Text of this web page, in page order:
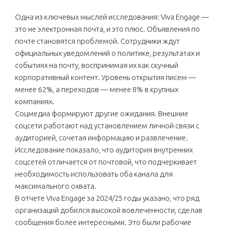
Одна из ключевых мыслей исследования: Viva Engage —
это не электронная почта, и это плюс. Объявления по
почте становятся проблемой. Сотрудники ждут
официальных уведомлений о политике, результатах и
событиях на почту, воспринимая их как скучный
корпоративный контент. Уровень открытия писем —
менее 62%, а переходов — менее 8% в крупных
компаниях.
Соцмедиа формируют другие ожидания. Внешние
соцсети работают над установлением личной связи с
аудиторией, сочетая информацию и развлечение.
Исследование показало, что аудитория внутренних
соцсетей отличается от почтовой, что подчеркивает
необходимость использовать оба канала для
максимального охвата.
В отчете Viva Engage за 2024/25 годы указано, что ряд
организаций добился высокой вовлеченности, сделав
сообщения более интересными. Это были рабочие